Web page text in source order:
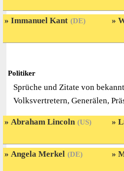
Immanuel Kant (DE)
Politiker
Sprüche und Zitate von
Volksvertretern, Generälen,
Abraham Lincoln (US)
Angela Merkel (DE)